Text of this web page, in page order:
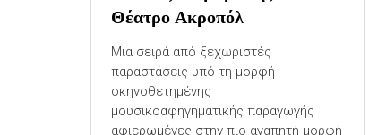
Θέατρο Ακροπόλ
Μια σειρά από ξεχωριστές
παραστάσεις υπό τη μορφή
σκηνοθετημένης
μουσικοαφηγηματικής παραγωγής
αφιερωμένες στην πιο αγαπητή μορφή